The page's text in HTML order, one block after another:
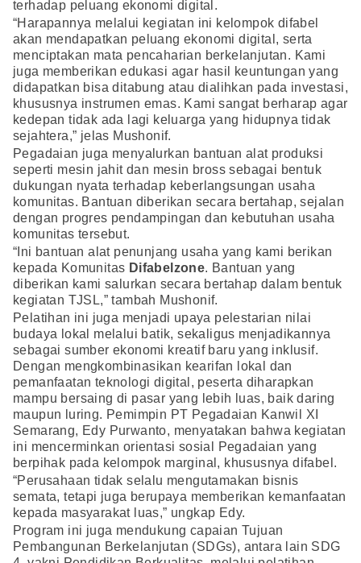
terhadap peluang ekonomi digital.
“Harapannya melalui kegiatan ini kelompok difabel
akan mendapatkan peluang ekonomi digital, serta
menciptakan mata pencaharian berkelanjutan. Kami
juga memberikan edukasi agar hasil keuntungan yang
didapatkan bisa ditabung atau dialihkan pada investasi,
khususnya instrumen emas. Kami sangat berharap agar
kedepan tidak ada lagi keluarga yang hidupnya tidak
sejahtera,” jelas Mushonif.
Pegadaian juga menyalurkan bantuan alat produksi
seperti mesin jahit dan mesin bross sebagai bentuk
dukungan nyata terhadap keberlangsungan usaha
komunitas. Bantuan diberikan secara bertahap, sejalan
dengan progres pendampingan dan kebutuhan usaha
komunitas tersebut.
“Ini bantuan alat penunjang usaha yang kami berikan
kepada Komunitas Difabelzone. Bantuan yang
diberikan kami salurkan secara bertahap dalam bentuk
kegiatan TJSL,” tambah Mushonif.
Pelatihan ini juga menjadi upaya pelestarian nilai
budaya lokal melalui batik, sekaligus menjadikannya
sebagai sumber ekonomi kreatif baru yang inklusif.
Dengan mengkombinasikan kearifan lokal dan
pemanfaatan teknologi digital, peserta diharapkan
mampu bersaing di pasar yang lebih luas, baik daring
maupun luring. Pemimpin PT Pegadaian Kanwil XI
Semarang, Edy Purwanto, menyatakan bahwa kegiatan
ini mencerminkan orientasi sosial Pegadaian yang
berpihak pada kelompok marginal, khususnya difabel.
“Perusahaan tidak selalu mengutamakan bisnis
semata, tetapi juga berupaya memberikan kemanfaatan
kepada masyarakat luas,” ungkap Edy.
Program ini juga mendukung capaian Tujuan
Pembangunan Berkelanjutan (SDGs), antara lain SDG